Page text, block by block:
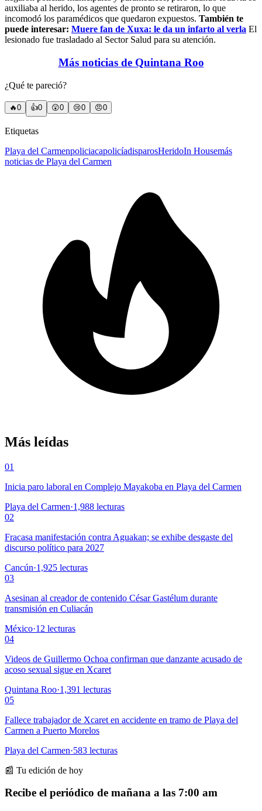
auxiliaba al herido, los agentes de pronto se retiraron, lo que
incomodó los paramédicos que quedaron expuestos. También te
puede interesar: Muere fan de Xuxa: le da un infarto al verla El
lesionado fue trasladado al Sector Salud para su atención.
Más noticias de Quintana Roo
¿Qué te pareció?
🔥0 👍0 😲0 😢0 😠0
Etiquetas
Playa del CarmenpoliciacapolicíadisparosHeridoIn Housemás
noticias de Playa del Carmen
Más leídas
01
Inicia paro laboral en Complejo Mayakoba en Playa del Carmen
Playa del Carmen·1,988 lecturas
02
Fracasa manifestación contra Aguakan; se exhibe desgaste del
discurso político para 2027
Cancún·1,925 lecturas
03
Asesinan al creador de contenido César Gastélum durante
transmisión en Culiacán
México·12 lecturas
04
Videos de Guillermo Ochoa confirman que danzante acusado de
acoso sexual sigue en Xcaret
Quintana Roo·1,391 lecturas
05
Fallece trabajador de Xcaret en accidente en tramo de Playa del
Carmen a Puerto Morelos
Playa del Carmen·583 lecturas
📰 Tu edición de hoy
Recibe el periódico de mañana a las 7:00 am